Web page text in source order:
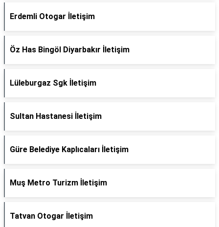
Erdemli Otogar İletişim
Öz Has Bingöl Diyarbakır İletişim
Lüleburgaz Sgk İletişim
Sultan Hastanesi İletişim
Güre Belediye Kaplıcaları İletişim
Muş Metro Turizm İletişim
Tatvan Otogar İletişim